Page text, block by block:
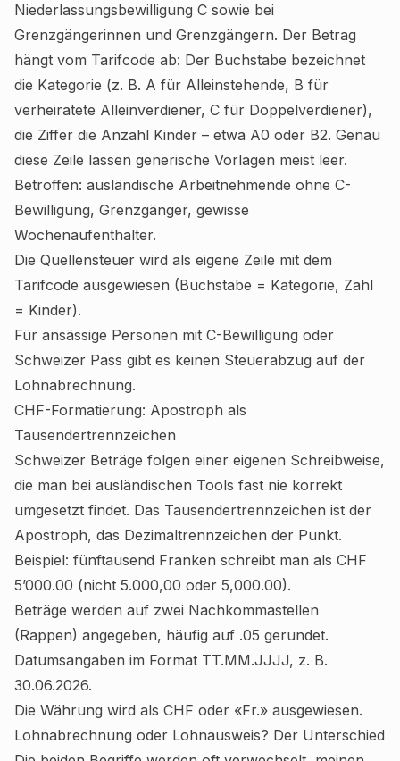
Niederlassungsbewilligung C sowie bei
Grenzgängerinnen und Grenzgängern. Der Betrag
hängt vom Tarifcode ab: Der Buchstabe bezeichnet
die Kategorie (z. B. A für Alleinstehende, B für
verheiratete Alleinverdiener, C für Doppelverdiener),
die Ziffer die Anzahl Kinder – etwa A0 oder B2. Genau
diese Zeile lassen generische Vorlagen meist leer.
Betroffen: ausländische Arbeitnehmende ohne C-
Bewilligung, Grenzgänger, gewisse
Wochenaufenthalter.
Die Quellensteuer wird als eigene Zeile mit dem
Tarifcode ausgewiesen (Buchstabe = Kategorie, Zahl
= Kinder).
Für ansässige Personen mit C-Bewilligung oder
Schweizer Pass gibt es keinen Steuerabzug auf der
Lohnabrechnung.
CHF-Formatierung: Apostroph als
Tausendertrennzeichen
Schweizer Beträge folgen einer eigenen Schreibweise,
die man bei ausländischen Tools fast nie korrekt
umgesetzt findet. Das Tausendertrennzeichen ist der
Apostroph, das Dezimaltrennzeichen der Punkt.
Beispiel: fünftausend Franken schreibt man als CHF
5’000.00 (nicht 5.000,00 oder 5,000.00).
Beträge werden auf zwei Nachkommastellen
(Rappen) angegeben, häufig auf .05 gerundet.
Datumsangaben im Format TT.MM.JJJJ, z. B.
30.06.2026.
Die Währung wird als CHF oder «Fr.» ausgewiesen.
Lohnabrechnung oder Lohnausweis? Der Unterschied